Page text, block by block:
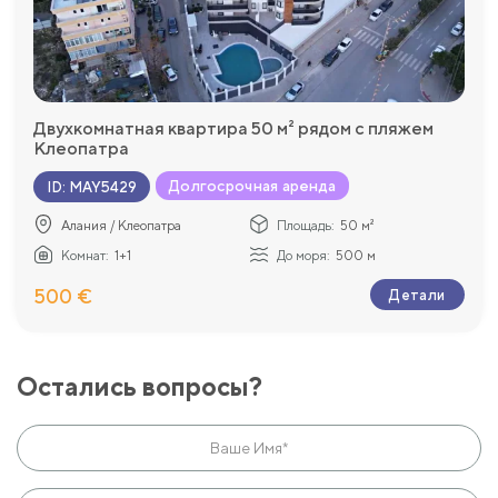
Двухкомнатная квартира 50 м² рядом с пляжем
Клеопатра
ID: MAY5429 Долгосрочная аренда
Алания / Клеопатра Площадь: 50 м²
Комнат: 1+1 До моря: 500 м
500 € Детали
Остались вопросы?